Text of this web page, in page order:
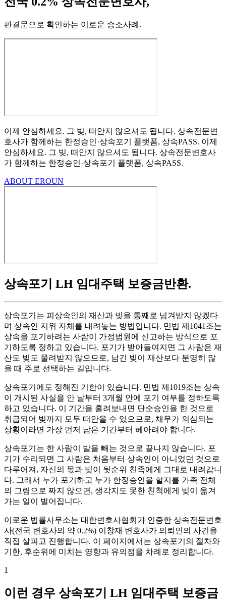
판결문으로 확인하는 이로운 승소사례 .
이제 안심하세요. 그 빚, 떠안지 않으셔도 됩니다. 상속전문변
호사가 함께하는 한정승인·상속포기 플랫폼, 상속PASS. 이제
안심하세요. 그 빚, 떠안지 않으셔도 됩니다. 상속전문변호사
가 함께하는 한정승인·상속포기 플랫폼, 상속PASS.
ABOUT EROUN
상속포기 LH 임대주택 보증금반환.
상속포기는 피상속인의 재산과 빚을 통째로 넘겨받지 않겠다
며 상속인 지위 자체를 내려놓는 방법입니다. 민법 제1041조는
상속을 포기하려는 사람이 가정법원에 신고하는 방식으로 포
기하도록 정하고 있습니다. 포기가 받아들여지면 그 사람은 재
산도 빚도 물려받지 않으므로, 남긴 빚이 재산보다 분명히 많
을 때 주로 선택하는 길입니다.
상속포기에도 정해진 기한이 있습니다. 민법 제1019조는 상속
이 개시된 사실을 안 날부터 3개월 안에 포기 여부를 정하도록
하고 있습니다. 이 기간을 흘려보내면 단순승인을 한 것으로
취급되어 빚까지 모두 떠안을 수 있으므로, 채무가 의심되는
상황이라면 가장 먼저 남은 기간부터 헤아려야 합니다.
상속포기는 한 사람이 발을 빼는 것으로 끝나지 않습니다. 포
기가 수리되면 그 사람은 처음부터 상속인이 아니었던 것으로
다루어져, 자신의 몫과 빚이 뒷순위 친족에게 그대로 내려갑니
다. 그래서 누가 포기하고 누가 한정승인을 할지를 가족 전체
의 그림으로 짜지 않으면, 생각지도 못한 친척에게 빚이 옮겨
가는 일이 벌어집니다.
이로운 법률사무소는 대한변호사협회가 인증한 상속전문변호
사(전국 변호사의 약 0.2%) 이창재 변호사가 의뢰인의 사건을
직접 살피고 진행합니다. 이 페이지에서는 상속포기의 절차와
기한, 후순위에 미치는 영향과 유의점을 차례로 정리합니다.
1
이런 경우 상속포기 LH 임대주택 보증금